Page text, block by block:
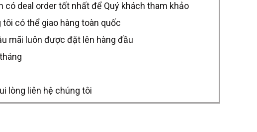
có deal order tốt nhất để Quý khách tham khảo
có thể giao hàng toàn quốc
mãi luôn được đặt lên hàng đầu
lòng liên hệ chúng tôi